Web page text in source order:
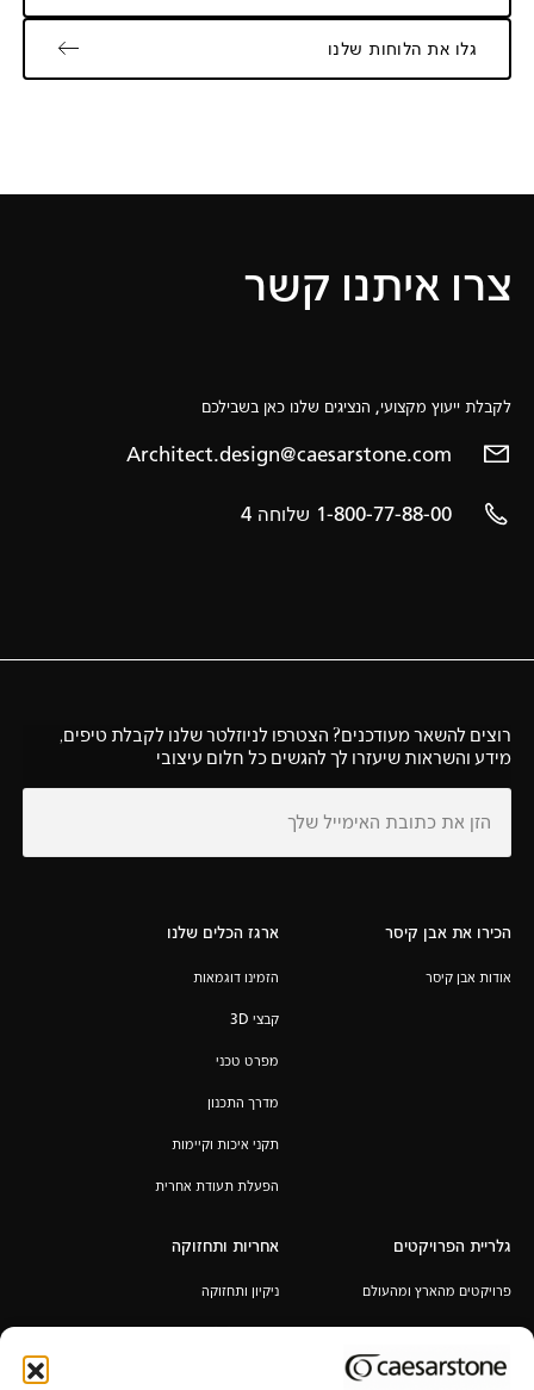
גלו את הלוחות שלנו
צרו איתנו קשר
לקבלת ייעוץ מקצועי, הנציגים שלנו כאן בשבילכם
Architect.design@caesarstone.com
1-800-77-88-00 שלוחה 4
רוצים להשאר מעודכנים? הצטרפו לניוזלטר שלנו לקבלת טיפים,
מידע והשראות שיעזרו לך להגשים כל חלום עיצובי
הכירו את אבן קיסר
אודות אבן קיסר
ארגז הכלים שלנו
הזמינו דוגמאות
קבצי 3D
מפרט טכני
מדרך התכנון
תקני איכות וקיימות
הפעלת תעודת אחרית
גלריית הפרויקטים
פרויקטים מהארץ ומהעולם
אחריות ותחזוקה
ניקיון ותחזוקה
אחריות לכל החיים